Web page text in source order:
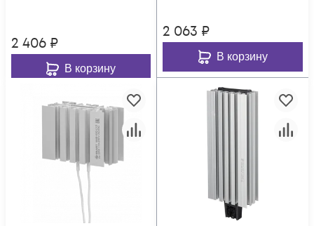
2 406 ₽
В корзину
2 063 ₽
В корзину